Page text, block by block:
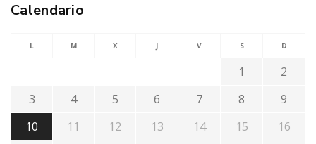
Calendario
L M X J V S D
1
2
3
4 5 6 7 8
9
10
11 12 13 14 15
16